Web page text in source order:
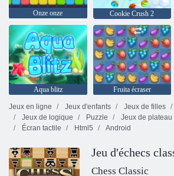
Onze onze Cookie Crush 2
Aqua blitz Fruita écraser
Jeux en ligne
Jeux d'enfants Jeux de filles
Jeux de logique
Puzzle Jeux de plateau
Écran tactile
Html5 Android
Jeu d'échecs
Chess Classic